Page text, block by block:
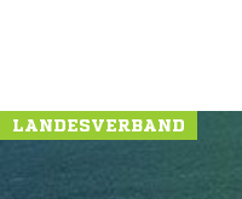
LANDESVERBAND